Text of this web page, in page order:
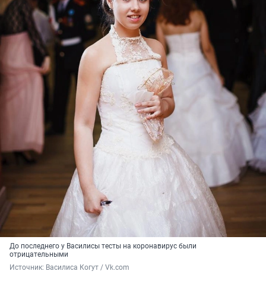
До последнего у Василисы тесты на коронавирус были
отрицательными
Источник: Василиса Когут / Vk.com